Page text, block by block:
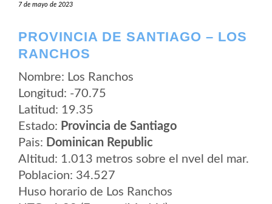
7 de mayo de 2023
PROVINCIA DE SANTIAGO – LOS
RANCHOS
Nombre: Los Ranchos
Longitud: -70.75
Latitud: 19.35
Estado: Provincia de Santiago
Pais: Dominican Republic
Altitud: 1.013 metros sobre el nvel del mar.
Poblacion: 34.527
Huso horario de Los Ranchos